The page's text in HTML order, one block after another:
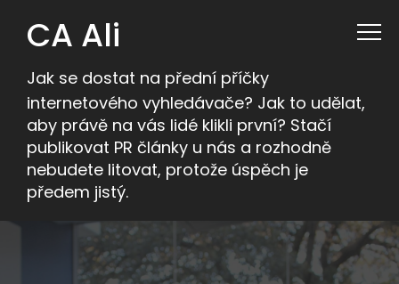
CA Ali
Jak se dostat na přední příčky
internetového vyhledávače? Jak to udělat,
aby právě na vás lidé klikli první? Stačí
publikovat PR články u nás a rozhodně
nebudete litovat, protože úspěch je
předem jistý.